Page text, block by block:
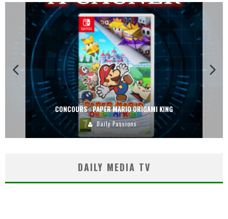
CONCOURS : PAPER MARIO ORIGAMI KING
Daily Passions
DAILY MEDIA TV